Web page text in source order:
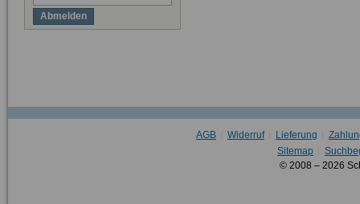
Abmelden
AGB Widerruf Lieferung
Sitemap
© 2008 – 2026